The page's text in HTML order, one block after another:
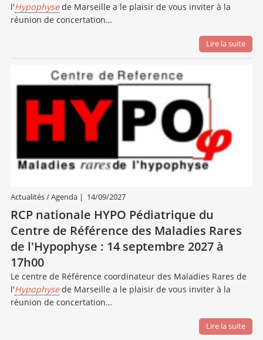
l'Hypophysede Marseille a le plaisir de vous inviter à la
réunion de concertation…
Lire la suite
Actualités / Agenda| 14/09/2027
RCP nationale HYPO Pédiatrique du
Centre de Référence des Maladies Rares
de l'Hypophyse : 14 septembre 2027 à
17h00
Le centre de Référence coordinateur des Maladies Rares de
l'Hypophysede Marseille a le plaisir de vous inviter à la
réunion de concertation…
Lire la suite